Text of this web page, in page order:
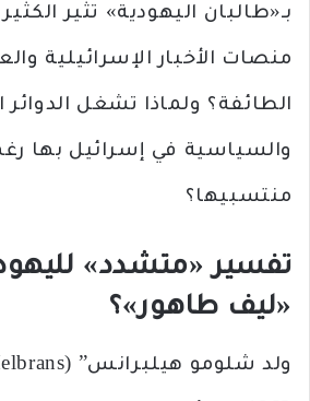
بـ«طالبان اليهودية» تثير
منصات الأخبار الإسرائيلية
الطائفة؟ ولماذا تشغل الدوائر
والسياسية في إسرائيل بها
منتسبيها؟
تفسير «متشدد»
«ليف طاهور»؟